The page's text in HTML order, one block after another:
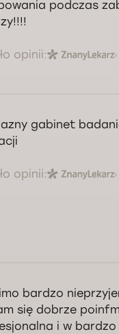
podczas
opinii:
gabinet
opinii:
bardzo
się dobrze
i w